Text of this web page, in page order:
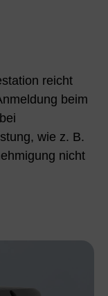
reicht
beim
wie z. B.
nicht